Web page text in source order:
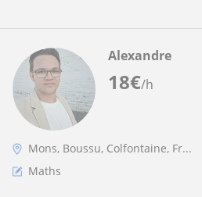
18€/h
Alexandre
Mons, Boussu, Colfontaine, Fr...
Maths